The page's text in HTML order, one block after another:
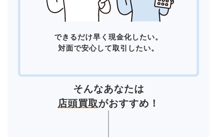
できるだけ早く現金化したい。
対面で安心して取引したい。
そんなあなたは
店頭買取がおすすめ！